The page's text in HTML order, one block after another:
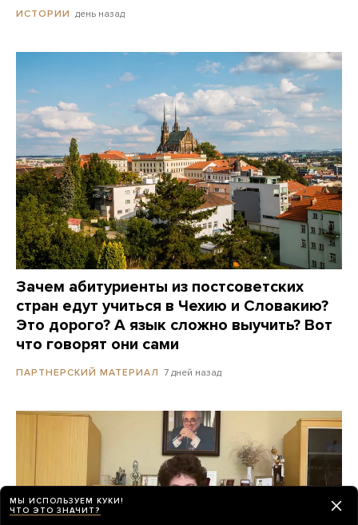
ИСТОРИИ день назад
Зачем абитуриенты из постсоветских
стран едут учиться в Чехию и Словакию?
Это дорого? А язык сложно выучить? Вот
что говорят они сами
ПАРТНЕРСКИЙ МАТЕРИАЛ 7 дней назад
МЫ ИСПОЛЬЗУЕМ КУКИ!
ЧТО ЭТО ЗНАЧИТ?